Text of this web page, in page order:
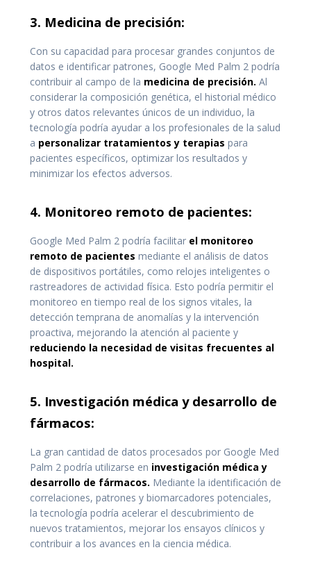
3. Medicina de precisión:
Con su capacidad para procesar grandes conjuntos de
datos e identificar patrones, Google Med Palm 2 podría
contribuir al campo de la medicina de precisión. Al
considerar la composición genética, el historial médico
y otros datos relevantes únicos de un individuo, la
tecnología podría ayudar a los profesionales de la salud
a personalizar tratamientos y terapias para
pacientes específicos, optimizar los resultados y
minimizar los efectos adversos.
4. Monitoreo remoto de pacientes:
Google Med Palm 2 podría facilitar el monitoreo
remoto de pacientes mediante el análisis de datos
de dispositivos portátiles, como relojes inteligentes o
rastreadores de actividad física. Esto podría permitir el
monitoreo en tiempo real de los signos vitales, la
detección temprana de anomalías y la intervención
proactiva, mejorando la atención al paciente y
reduciendo la necesidad de visitas frecuentes al
hospital.
5. Investigación médica y desarrollo de
fármacos:
La gran cantidad de datos procesados ​​por Google Med
Palm 2 podría utilizarse en investigación médica y
desarrollo de fármacos. Mediante la identificación de
correlaciones, patrones y biomarcadores potenciales,
la tecnología podría acelerar el descubrimiento de
nuevos tratamientos, mejorar los ensayos clínicos y
contribuir a los avances en la ciencia médica.